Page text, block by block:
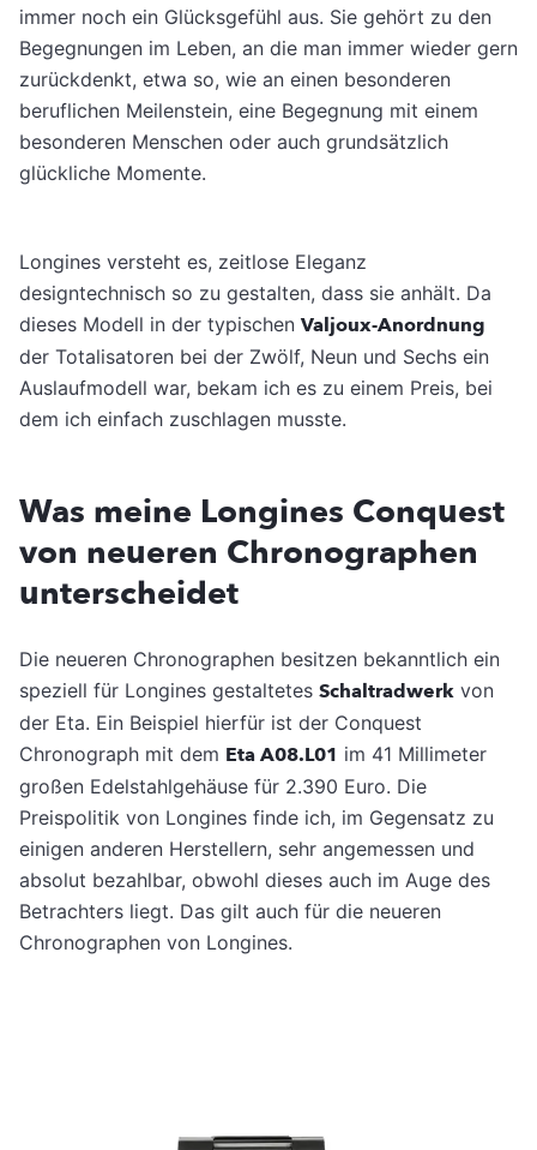
immer noch ein Glücksgefühl aus. Sie gehört zu den
Begegnungen im Leben, an die man immer wieder gern
zurückdenkt, etwa so, wie an einen besonderen
beruflichen Meilenstein, eine Begegnung mit einem
besonderen Menschen oder auch grundsätzlich
glückliche Momente.
Longines versteht es, zeitlose Eleganz
designtechnisch so zu gestalten, dass sie anhält. Da
dieses Modell in der typischen Valjoux-Anordnung
der Totalisatoren bei der Zwölf, Neun und Sechs ein
Auslaufmodell war, bekam ich es zu einem Preis, bei
dem ich einfach zuschlagen musste.
Was meine Longines Conquest
von neueren Chronographen
unterscheidet
Die neueren Chronographen besitzen bekanntlich ein
speziell für Longines gestaltetes Schaltradwerk von
der Eta. Ein Beispiel hierfür ist der Conquest
Chronograph mit dem Eta A08.L01 im 41 Millimeter
großen Edelstahlgehäuse für 2.390 Euro. Die
Preispolitik von Longines finde ich, im Gegensatz zu
einigen anderen Herstellern, sehr angemessen und
absolut bezahlbar, obwohl dieses auch im Auge des
Betrachters liegt. Das gilt auch für die neueren
Chronographen von Longines.